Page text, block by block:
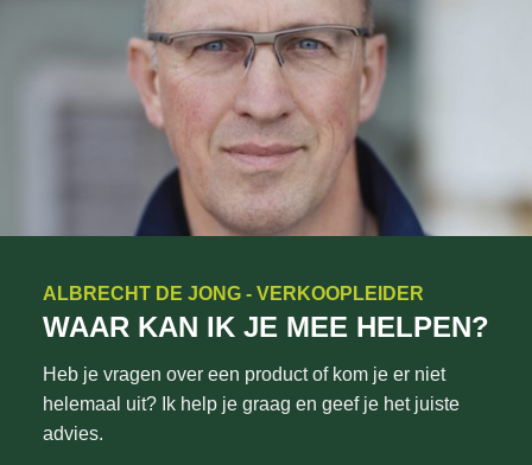
ALBRECHT DE JONG - VERKOOPLEIDER
WAAR KAN IK JE MEE HELPEN?
Heb je vragen over een product of kom je er niet
helemaal uit? Ik help je graag en geef je het juiste
advies.